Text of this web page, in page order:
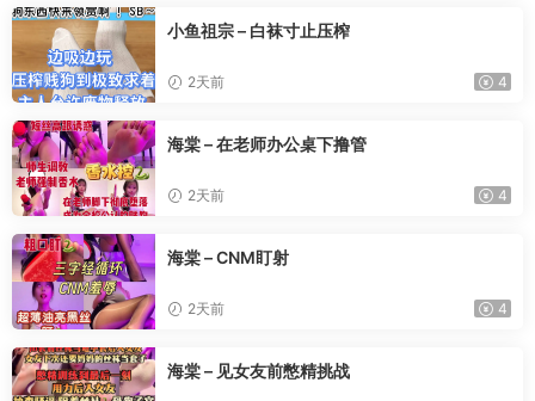
小鱼祖宗 – 白袜寸止压榨
2天前 4
海棠 – 在老师办公桌下撸管
2天前 4
海棠 – CNM盯射
2天前 4
海棠 – 见女友前憋精挑战